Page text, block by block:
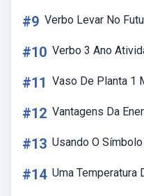
#9 Verbo Levar No
#10 Verbo 3 Ano
#11 Vaso De Planta 1
#12 Vantagens Da
#13 Usando O
#14 Uma Temperatura